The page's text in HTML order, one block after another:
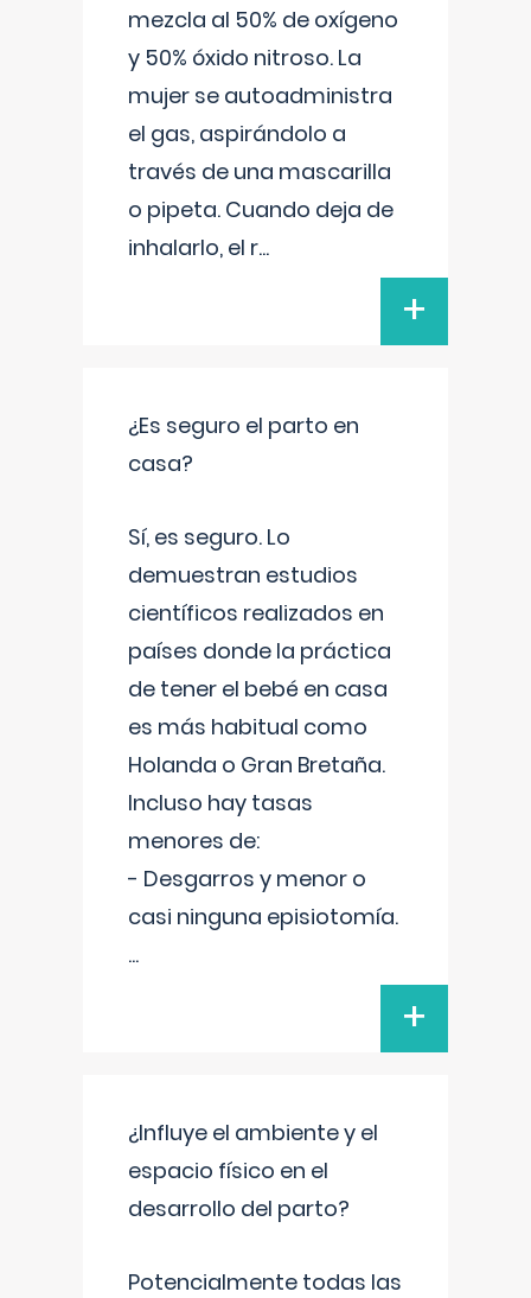
mezcla al 50% de oxígeno
y 50% óxido nitroso. La
mujer se autoadministra
el gas, aspirándolo a
través de una mascarilla
o pipeta. Cuando deja de
inhalarlo, el r...
+
¿Es seguro el parto en
casa?
Sí, es seguro. Lo
demuestran estudios
científicos realizados en
países donde la práctica
de tener el bebé en casa
es más habitual como
Holanda o Gran Bretaña.
Incluso hay tasas
menores de:
- Desgarros y menor o
casi ninguna episiotomía.
...
+
¿Influye el ambiente y el
espacio físico en el
desarrollo del parto?
Potencialmente todas las